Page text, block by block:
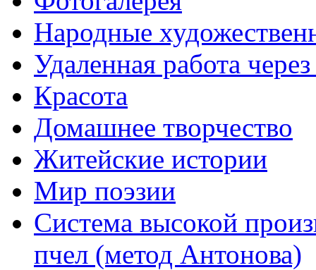
Народные
Удаленная работа
Красота
Домашнее творчество
Житейские истории
Мир поэзии
Система высокой
пчел (метод Антонова)